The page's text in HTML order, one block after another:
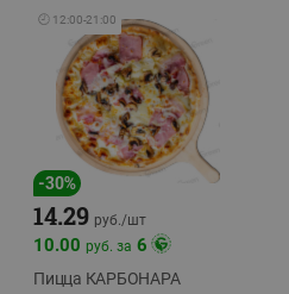
🕘 12:00-21:00
-30%
14.29 руб./шт
10.00 руб. за 6
Пицца КАРБОНАРА